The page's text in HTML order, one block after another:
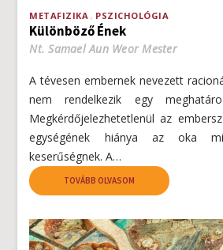
METAFIZIKA PSZICHOLÓGIA
Különböző Ének
Nt. Samael Aun Weor Mester
A tévesen embernek nevezett
nem rendelkezik egy
Megkérdőjelezhetetlenül az
egységének hiánya az oka
keserűségnek. A…
TOVÁBB OLVASOM